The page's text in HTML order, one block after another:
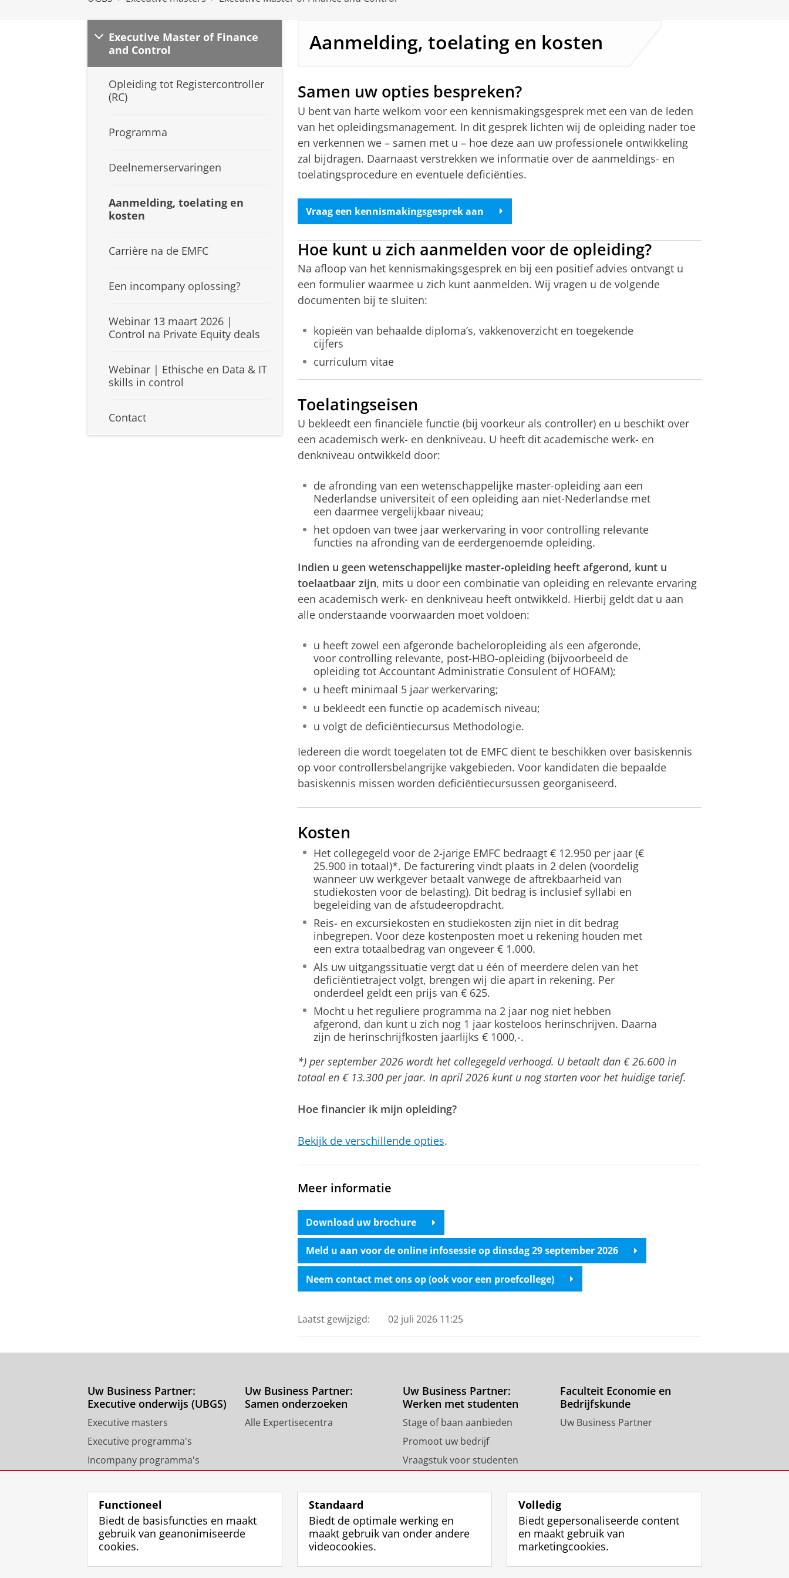
Executive Master of Finance
and Control
Opleiding tot Registercontroller
(RC)
Programma
Deelnemerservaringen
Aanmelding, toelating en
kosten
Carrière na de EMFC
Een incompany oplossing?
Webinar 13 maart 2026 |
Control na Private Equity deals
Webinar | Ethische en Data & IT
skills in control
Contact
Aanmelding, toelating en kosten
Samen uw opties bespreken?
U bent van harte welkom voor een kennismakingsgesprek met een van de leden
van het opleidingsmanagement. In dit gesprek lichten wij de opleiding nader toe
en verkennen we – samen met u – hoe deze aan uw professionele ontwikkeling
zal bijdragen. Daarnaast verstrekken we informatie over de aanmeldings- en
toelatingsprocedure en eventuele deficiënties.
Vraag een kennismakingsgesprek aan
Hoe kunt u zich aanmelden voor de opleiding?
Na afloop van het kennismakingsgesprek en bij een positief advies ontvangt u
een formulier waarmee u zich kunt aanmelden. Wij vragen u de volgende
documenten bij te sluiten:
kopieën van behaalde diploma’s, vakkenoverzicht en toegekende
cijfers
curriculum vitae
Toelatingseisen
U bekleedt een financiële functie (bij voorkeur als controller) en u beschikt over
een academisch werk- en denkniveau. U heeft dit academische werk- en
denkniveau ontwikkeld door:
de afronding van een wetenschappelijke master-opleiding aan een
Nederlandse universiteit of een opleiding aan niet-Nederlandse met
een daarmee vergelijkbaar niveau;
het opdoen van twee jaar werkervaring in voor controlling relevante
functies na afronding van de eerdergenoemde opleiding.
Indien u geen wetenschappelijke master-opleiding heeft afgerond, kunt u
toelaatbaar zijn, mits u door een combinatie van opleiding en relevante ervaring
een academisch werk- en denkniveau heeft ontwikkeld. Hierbij geldt dat u aan
alle onderstaande voorwaarden moet voldoen:
u heeft zowel een afgeronde bacheloropleiding als een afgeronde,
voor controlling relevante, post-HBO-opleiding (bijvoorbeeld de
opleiding tot Accountant Administratie Consulent of HOFAM);
u heeft minimaal 5 jaar werkervaring;
u bekleedt een functie op academisch niveau;
u volgt de deficiëntiecursus Methodologie.
Iedereen die wordt toegelaten tot de EMFC dient te beschikken over basiskennis
op voor controllersbelangrijke vakgebieden. Voor kandidaten die bepaalde
basiskennis missen worden deficiëntiecursussen georganiseerd.
Kosten
Het collegegeld voor de 2-jarige EMFC bedraagt € 12.950 per jaar (€
25.900 in totaal)*. De facturering vindt plaats in 2 delen (voordelig
wanneer uw werkgever betaalt vanwege de aftrekbaarheid van
studiekosten voor de belasting). Dit bedrag is inclusief syllabi en
begeleiding van de afstudeeropdracht.
Reis- en excursiekosten en studiekosten zijn niet in dit bedrag
inbegrepen. Voor deze kostenposten moet u rekening houden met
een extra totaalbedrag van ongeveer € 1.000.
Als uw uitgangssituatie vergt dat u één of meerdere delen van het
deficiëntietraject volgt, brengen wij die apart in rekening. Per
onderdeel geldt een prijs van € 625.
Mocht u het reguliere programma na 2 jaar nog niet hebben
afgerond, dan kunt u zich nog 1 jaar kosteloos herinschrijven. Daarna
zijn de herinschrijfkosten jaarlijks € 1000,-.
*) per september 2026 wordt het collegegeld verhoogd. U betaalt dan € 26.600 in
totaal en € 13.300 per jaar. In april 2026 kunt u nog starten voor het huidige tarief.
Hoe financier ik mijn opleiding?
Bekijk de verschillende opties.
Meer informatie
Download uw brochure
Meld u aan voor de online infosessie op dinsdag 29 september 2026
Neem contact met ons op (ook voor een proefcollege)
Laatst gewijzigd: 02 juli 2026 11:25
Uw Business Partner:
Executive onderwijs (UBGS)
Executive masters
Executive programma's
Incompany programma's
Groningen Business School
Uw Business Partner:
Samen onderzoeken
Alle Expertisecentra
Uw Business Partner:
Werken met studenten
Stage of baan aanbieden
Promoot uw bedrijf
Vraagstuk voor studenten
Faculteit Economie en
Bedrijfskunde
Uw Business Partner
Functioneel
Biedt de basisfuncties en maakt
gebruik van geanonimiseerde
cookies.
Standaard
Biedt de optimale werking en
maakt gebruik van onder andere
videocookies.
Volledig
Biedt gepersonaliseerde content
en maakt gebruik van
marketingcookies.